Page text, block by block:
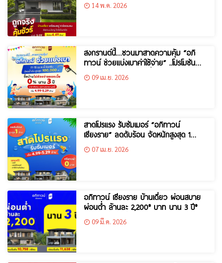
14 พ.ค. 2026
สงกรานต์นี้…ชวนมาสาดความคุ้ม “อภิ
ทาวน์ ช่วยแบ่งเบาค่าใช้จ่าย” ..โปรโมชัน
พิเศษ เฉพาะสงกรานต์นี้เท่านั้น!
09 เม.ย. 2026
สาดโปรแรง รับซัมเมอร์ “อภิทาวน์
เชียงราย” ลดดับร้อน จัดหนักสูงสุด 1
ล้าน!07 เม.ย. 2026
อภิทาวน์ เชียงราย บ้านเดี่ยว ผ่อนสบาย
ผ่อนต่ำ ล้านละ 2,200* บาท นาน 3 ปี*
09 มี.ค. 2026